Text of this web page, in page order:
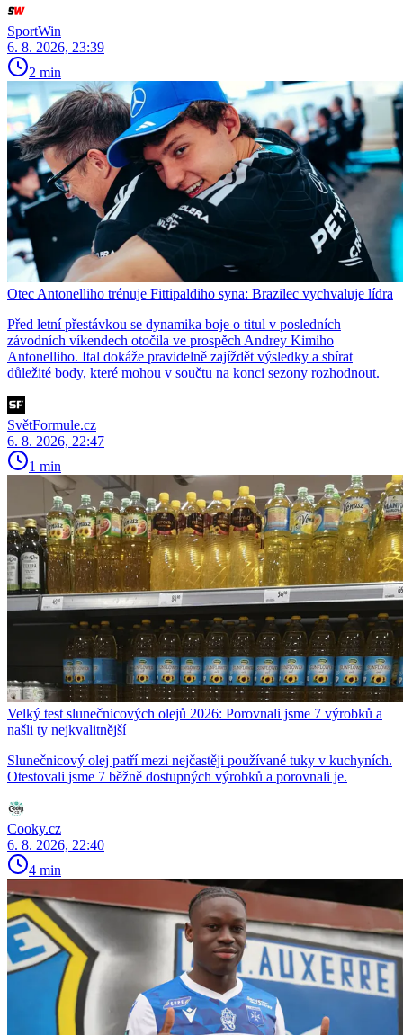
SportWin
6. 8. 2026, 23:39
2 min
Otec Antonelliho trénuje Fittipaldiho syna: Brazilec vychvaluje lídra
Před letní přestávkou se dynamika boje o titul v posledních
závodních víkendech otočila ve prospěch Andrey Kimiho
Antonelliho. Ital dokáže pravidelně zajíždět výsledky a sbírat
důležité body, které mohou v součtu na konci sezony rozhodnout.
SvětFormule.cz
6. 8. 2026, 22:47
1 min
Velký test slunečnicových olejů 2026: Porovnali jsme 7 výrobků a
našli ty nejkvalitnější
Slunečnicový olej patří mezi nejčastěji používané tuky v kuchyních.
Otestovali jsme 7 běžně dostupných výrobků a porovnali je.
Cooky.cz
6. 8. 2026, 22:40
4 min